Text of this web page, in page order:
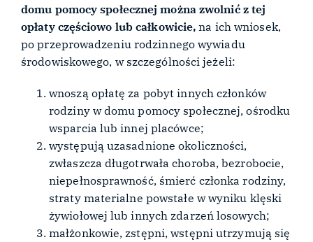
domu pomocy społecznej można zwolnić z tej
opłaty częściowo lub całkowicie, na ich wniosek,
po przeprowadzeniu rodzinnego wywiadu
środowiskowego, w szczególności jeżeli:
wnoszą opłatę za pobyt innych członków
rodziny w domu pomocy społecznej, ośrodku
wsparcia lub innej placówce;
występują uzasadnione okoliczności,
zwłaszcza długotrwała choroba, bezrobocie,
niepełnosprawność, śmierć członka rodziny,
straty materialne powstałe w wyniku klęski
żywiołowej lub innych zdarzeń losowych;
małżonkowie, zstępni, wstępni utrzymują się